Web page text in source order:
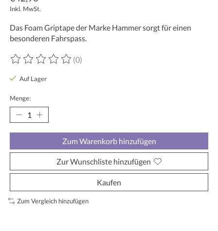
Inkl. MwSt.
Das Foam Griptape der Marke Hammer sorgt für einen
besonderen Fahrspass.
Die Bewertung dieses Produkts ist
(0)
Auf Lager
Menge:
Zum Warenkorb hinzufügen
Zur Wunschliste hinzufügen
Kaufen
Zum Vergleich hinzufügen